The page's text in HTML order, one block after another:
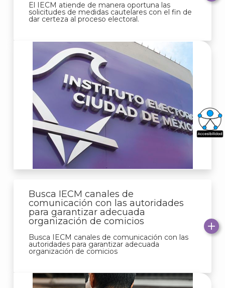
El IECM atiende de manera oportuna las
solicitudes de medidas cautelares con el fin de
dar certeza al proceso electoral.
Busca IECM canales de
comunicación con las autoridades
para garantizar adecuada
organización de comicios
Busca IECM canales de comunicación con las
autoridades para garantizar adecuada
organización de comicios